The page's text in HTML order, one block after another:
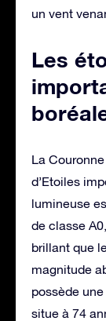
un vent
Les
La
d’Etoiles
lumineuse
de classe
brillant que
magnitude
possède
situe à 74